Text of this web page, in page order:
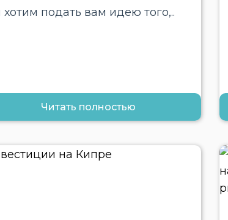
подать вам идею того,..
Читать полностью